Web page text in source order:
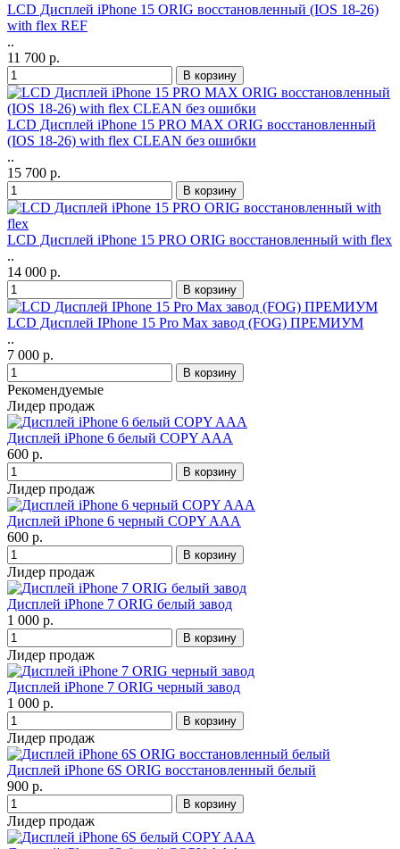
LCD Дисплей iPhone 15 ORIG восстановленный (IOS 18-26)
with flex REF
..
11 700 р.
LCD Дисплей iPhone 15 PRO MAX ORIG восстановленный
(IOS 18-26) with flex CLEAN без ошибки
..
15 700 р.
LCD Дисплей iPhone 15 PRO ORIG восстановленный with flex
..
14 000 р.
LCD Дисплей IPhone 15 Pro Max завод (FOG) ПРЕМИУМ
..
7 000 р.
Рекомендуемые
Лидер продаж
Дисплей iPhone 6 белый COPY AAA
600 р.
Лидер продаж
Дисплей iPhone 6 черный COPY AAA
600 р.
Лидер продаж
Дисплей iPhone 7 ORIG белый завод
1 000 р.
Лидер продаж
Дисплей iPhone 7 ORIG черный завод
1 000 р.
Лидер продаж
Дисплей iPhone 6S ORIG восстановленный белый
900 р.
Лидер продаж